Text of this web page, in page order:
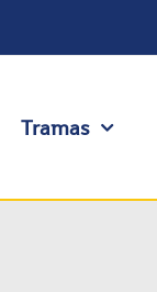
Tramas